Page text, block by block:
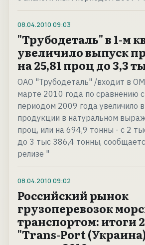
08.04.2010 09:03
"Трубодеталь" в 1-м
увеличило выпуск
на 25,81 проц до 3,3
ОАО "Трубодеталь" /входит в
марте 2010 года по сравнению
периодом 2009 года увеличило
продукции в натуральном
проц, или на 694,9 тонны - с 2
до 3 тыс 386,4 тонны,
релизе "
08.04.2010 09:02
Российский рынок
грузоперевозок
транспортом: итоги
"Trans-Port